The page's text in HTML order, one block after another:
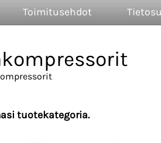
Toimitusehdot
tuotekategoria.